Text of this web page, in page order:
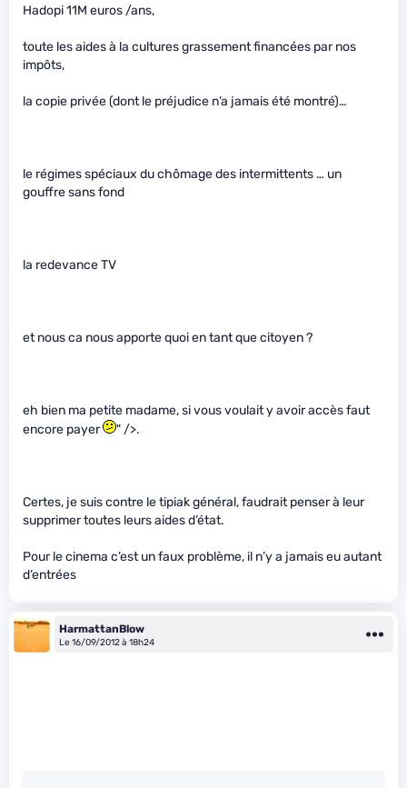
Hadopi 11M euros /ans,
toute les aides à la cultures grassement financées par nos
impôts,
la copie privée (dont le préjudice n’a jamais été montré)…
le régimes spéciaux du chômage des intermittents … un
gouffre sans fond
la redevance TV
et nous ca nous apporte quoi en tant que citoyen ?
eh bien ma petite madame, si vous voulait y avoir accès faut
encore payer
" />.
Certes, je suis contre le tipiak général, faudrait penser à leur
supprimer toutes leurs aides d’état.
Pour le cinema c’est un faux problème, il n’y a jamais eu autant
d’entrées
HarmattanBlow
Le 16/09/2012 à 18h24